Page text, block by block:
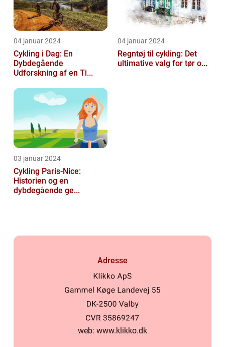
04 januar 2024
Cykling i Dag: En
Dybdegående
Udforskning af en Ti...
04 januar 2024
Regntøj til cykling: Det
ultimative valg for tør o...
03 januar 2024
Cykling Paris-Nice:
Historien og en
dybdegående ge...
Adresse
web: www.klikko.dk